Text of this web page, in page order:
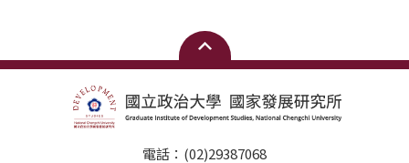
電話：(02)29387068